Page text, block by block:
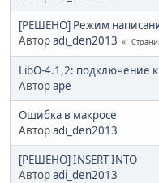
[РЕШЕНО] Режим
Авторadi_den2013
LibO-4.1,2: подключение
Авторape
Ошибка в макросе
Авторadi_den2013
[РЕШЕНО] INSERT INTO
Авторadi_den2013